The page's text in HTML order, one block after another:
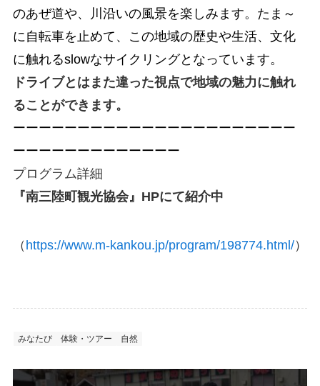
のあぜ道や、川沿いの風景を楽しみます。たま～
に自転車を止めて、この地域の歴史や生活、文化
に触れるslowなサイクリングとなっています。
ドライブとはまた違った視点で地域の魅力に触れ
ることができます。
ーーーーーーーーーーーーーーーーーーーーーー
ーーーーーーーーーーーーー
プログラム詳細
『南三陸町観光協会』HPにて紹介中
（ https://www.m-kankou.jp/program/198774.html/）
みなたび 体験・ツアー 自然